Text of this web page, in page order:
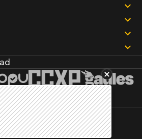
los derechos reservados.